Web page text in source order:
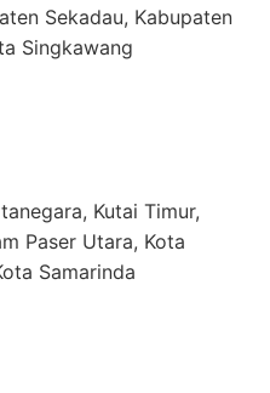
Sekadau, Kabupaten
Singkawang
Kutai Timur,
Paser Utara, Kota
Samarinda